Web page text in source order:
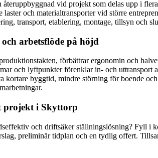
vid projekt som delas upp i
och materialtransporter vid större
transport, etablering, montage, tillsyn och
arbetsflöde på höjd
förbättrar ergonomin och
och lyftpunkter förenklar in- och
kortare byggtid, mindre störning för boende
projekt i Skyttorp
och driftsäker ställningslösning? Fyll i
preliminär tidplan och en tydlig offert.